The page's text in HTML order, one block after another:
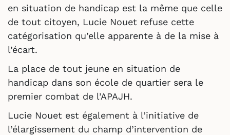
en situation de handicap est la même que celle
de tout citoyen, Lucie Nouet refuse cette
catégorisation qu’elle apparente à de la mise à
l’écart.
La place de tout jeune en situation de
handicap dans son école de quartier sera le
premier combat de l’APAJH.
Lucie Nouet est également à l’initiative de
l’élargissement du champ d’intervention de